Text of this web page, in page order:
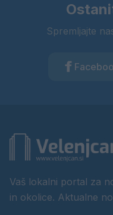
Spremljajte
Vaš lokalni portal za
in okolice. Aktualne